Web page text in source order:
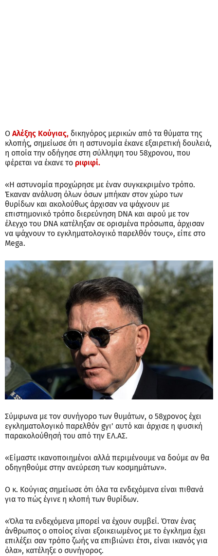
Ο Αλέξης Κούγιας, δικηγόρος μερικών από τα θύματα της
κλοπής, σημείωσε ότι η αστυνομία έκανε εξαιρετική δουλειά,
η οποία την οδήγησε στη σύλληψη του 58χρονου, που
φέρεται να έκανε το ριφιφί.
«Η αστυνομία προχώρησε με έναν συγκεκριμένο τρόπο.
Έκαναν ανάλυση όλων όσων μπήκαν στον χώρο των
θυρίδων και ακολούθως άρχισαν να ψάχνουν με
επιστημονικό τρόπο διερεύνηση DNA και αφού με τον
έλεγχο του DNA κατέληξαν σε ορισμένα πρόσωπα, άρχισαν
να ψάχνουν το εγκληματολογικό παρελθόν τους», είπε στο
Mega.
Σύμφωνα με τον συνήγορο των θυμάτων, ο 58χρονος έχει
εγκληματολογικό παρελθόν gγι’ αυτό και άρχισε η φυσική
παρακολούθησή του από την ΕΛ.ΑΣ.
«Είμαστε ικανοποιημένοι αλλά περιμένουμε να δούμε αν θα
οδηγηθούμε στην ανεύρεση των κοσμημάτων».
Ο κ. Κούγιας σημείωσε ότι όλα τα ενδεχόμενα είναι πιθανά
για το πώς έγινε η κλοπή των θυρίδων.
«Όλα τα ενδεχόμενα μπορεί να έχουν συμβεί. Όταν ένας
άνθρωπος ο οποίος είναι εξοικειωμένος με το έγκλημα έχει
επιλέξει σαν τρόπο ζωής να επιβιώνει έτσι, είναι ικανός για
όλα», κατέληξε ο συνήγορος.